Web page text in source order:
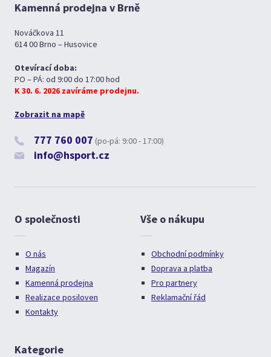
Kamenná prodejna v Brně
Nováčkova 11
614 00 Brno – Husovice
Otevírací doba:
PO – PÁ: od 9:00 do 17:00 hod
K 30. 6. 2026 zavíráme prodejnu.
Zobrazit na mapě
777 760 007 (po-pá: 9:00 - 17:00)
info@hsport.cz
O společnosti
O nás
Magazín
Kamenná prodejna
Realizace posiloven
Kontakty
Vše o nákupu
Obchodní podmínky
Doprava a platba
Pro partnery
Reklamační řád
Kategorie